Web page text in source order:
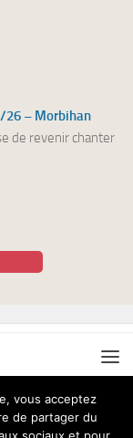
26 – Morbihan
de revenir chanter
réservés.
vous acceptez
de partager du